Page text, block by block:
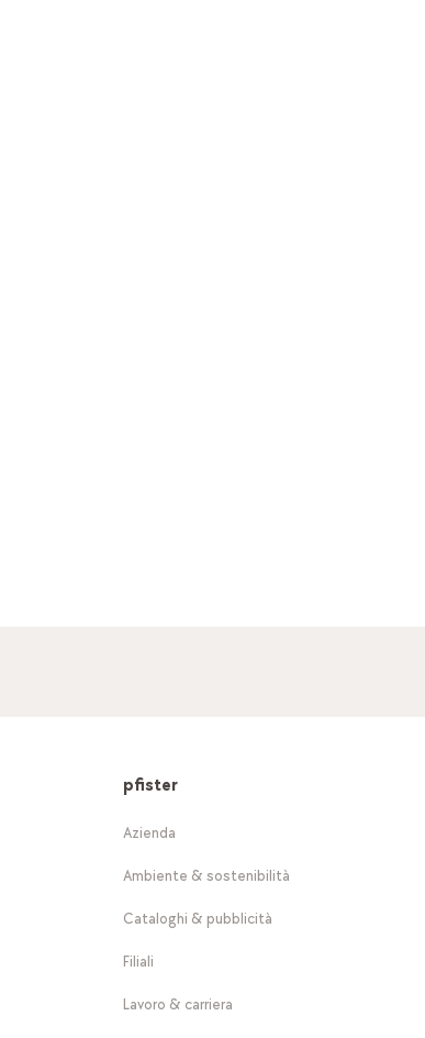
pfister
Azienda
Ambiente & sostenibilità
Cataloghi & pubblicità
Filiali
Lavoro & carriera